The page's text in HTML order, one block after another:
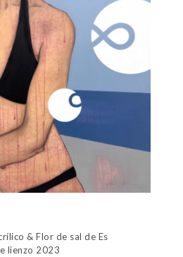
& Flor de sal de Es
lienzo 2023